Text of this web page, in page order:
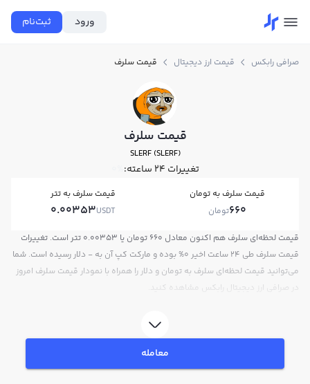
ورود ثبت‌نام
صرافی رابکس قیمت ارز دیجیتال قیمت سلرف
قیمت سلرف
SLERF (SLERF)
تغییرات ۲۴ ساعته: 0%
قیمت سلرف به تومان
660تومان
قیمت سلرف به تتر
0.00353USDT
قیمت لحظه‌ای سلرف هم اکنون معادل 660 تومان یا 0.00353 تتر است. تغییرات
قیمت سلرف طی 24 ساعت اخیر 0% بوده و مارکت کپ آن به - دلار رسیده است. شما
می‌توانید قیمت لحظه‌ای سلرف به تومان و دلار را همراه با نمودار قیمت سلرف امروز
در صرافی ارز دیجیتال رابکس مشاهده کنید.
معامله